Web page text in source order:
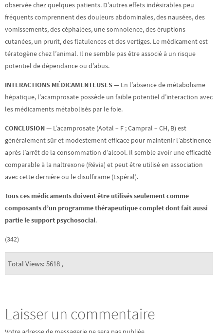
observée chez quelques patients. D’autres effets indésirables peu
fréquents comprennent des douleurs abdominales, des nausées, des
vomissements, des céphalées, une somnolence, des éruptions
cutanées, un prurit, des flatulences et des vertiges. Le médicament est
tératogène chez l’animal. Il ne semble pas être associé à un risque
potentiel de dépendance ou d’abus.
INTERACTIONS MÉDICAMENTEUSES — En l’absence de métabolisme
hépatique, l’acamprosate possède un faible potentiel d’interaction avec
les médicaments métabolisés par le foie.
CONCLUSION — L’acamprosate (Aotal – F ; Campral – CH, B) est
généralement sûr et modestement efficace pour maintenir l’abstinence
après l’arrêt de la consommation d’alcool. Il semble avoir une efficacité
comparable à la naltrexone (Révia) et peut être utilisé en association
avec cette dernière ou le disulfirame (Espéral).
Tous ces médicaments doivent être utilisés seulement comme
composants d’un programme thérapeutique complet dont fait aussi
partie le support psychosocial.
(342)
Total Views: 5618 ,
Laisser un commentaire